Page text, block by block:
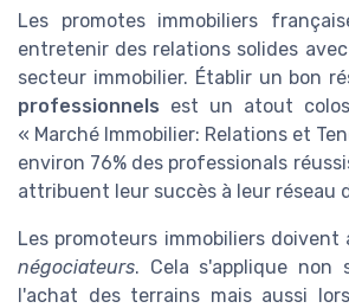
Les promotes immobiliers
entretenir des relations solides
secteur immobilier. Établir un bon
professionnels est un atout
« Marché Immobilier: Relations et
environ 76% des professionals
attribuent leur succès à leur réseau
Les promoteurs immobiliers doivent
négociateurs. Cela s'applique non
l'achat des terrains mais aussi